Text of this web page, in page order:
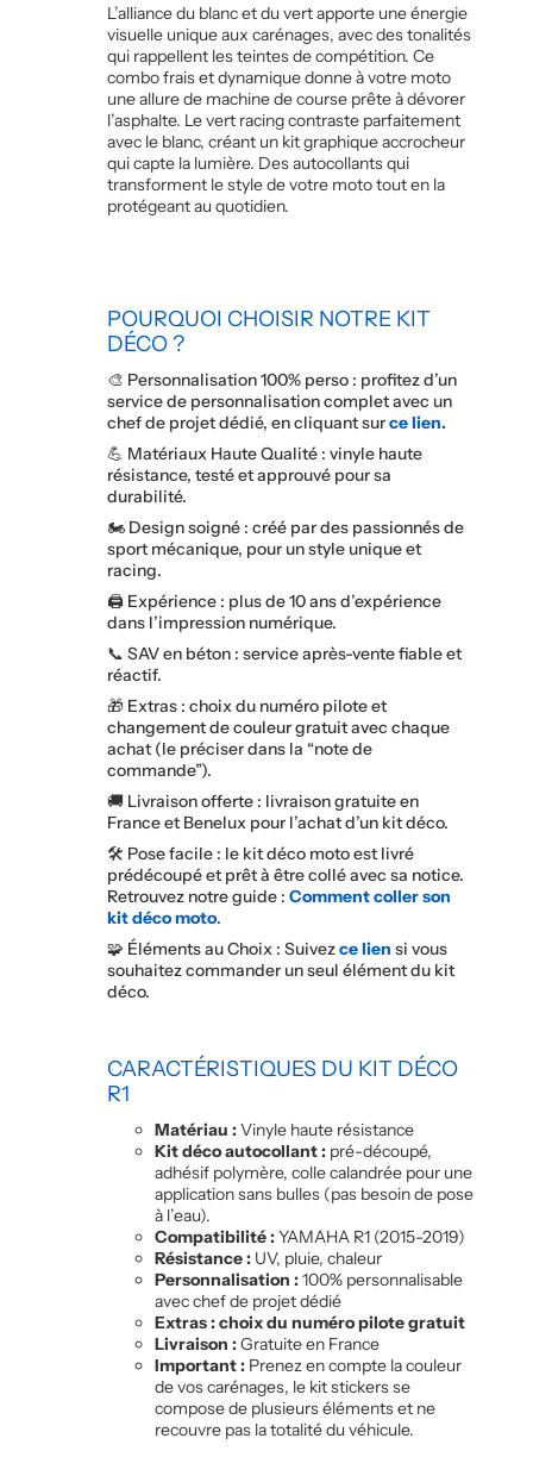
L’alliance du blanc et du vert apporte une énergie
visuelle unique aux carénages, avec des tonalités
qui rappellent les teintes de compétition. Ce
combo frais et dynamique donne à votre moto
une allure de machine de course prête à dévorer
l’asphalte. Le vert racing contraste parfaitement
avec le blanc, créant un kit graphique accrocheur
qui capte la lumière. Des autocollants qui
transforment le style de votre moto tout en la
protégeant au quotidien.
POURQUOI CHOISIR NOTRE KIT
DÉCO ?
🎨 Personnalisation 100% perso : profitez d’un
service de personnalisation complet avec un
chef de projet dédié, en cliquant surce lien.
💪 Matériaux Haute Qualité : vinyle haute
résistance, testé et approuvé pour sa
durabilité.
🏍️ Design soigné : créé par des passionnés de
sport mécanique, pour un style unique et
racing.
🖨️ Expérience : plus de 10 ans d’expérience
dans l’impression numérique.
📞 SAV en béton : service après-vente fiable et
réactif.
🎁 Extras : choix du numéro pilote et
changement de couleur gratuit avec chaque
achat (le préciser dans la “note de
commande”).
🚚 Livraison offerte : livraison gratuite en
France et Benelux pour l’achat d’un kit déco.
🛠️ Pose facile : le kit déco moto est livré
prédécoupé et prêt à être collé avec sa notice.
Retrouvez notre guide : Comment coller son
kit déco moto.
🧩 Éléments au Choix : Suivezce lien si vous
souhaitez commander un seul élément du kit
déco.
CARACTÉRISTIQUES DU KIT DÉCO
R1
Matériau :Vinyle haute résistance
Kit déco autocollant : pré-découpé,
adhésif polymère, colle calandrée pour une
application sans bulles (pas besoin de pose
à l’eau).
Compatibilité :YAMAHA R1 (2015-2019)
Résistance : UV, pluie, chaleur
Personnalisation :100% personnalisable
avec chef de projet dédié
Extras : choix du numéro pilote gratuit
Livraison :Gratuite en France
Important : Prenez en compte la couleur
de vos carénages, le kit stickers se
compose de plusieurs éléments et ne
recouvre pas la totalité du véhicule.